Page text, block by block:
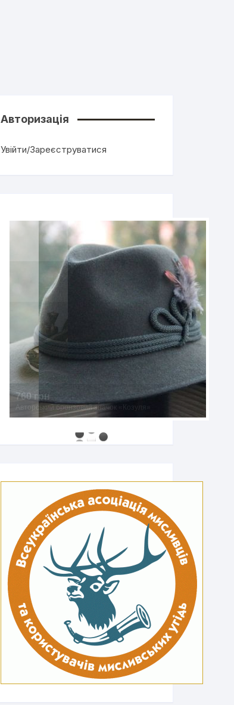
Авторизація
Увійти/Зареєструватися
760 грн
Авторський бронзовий значок «Козуля»